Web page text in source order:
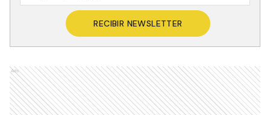
RECIBIR NEWSLETTER
Ads